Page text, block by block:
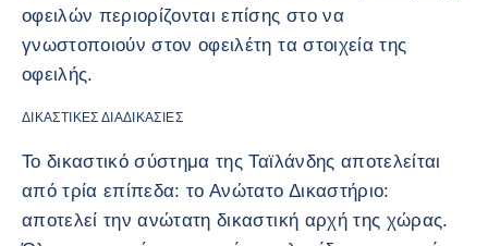
οφειλών περιορίζονται επίσης στο να
γνωστοποιούν στον οφειλέτη τα στοιχεία της
οφειλής.
ΔΙΚΑΣΤΙΚΈΣ ΔΙΑΔΙΚΑΣΊΕΣ
Το δικαστικό σύστημα της Ταϊλάνδης αποτελείται
από τρία επίπεδα: το Ανώτατο Δικαστήριο:
αποτελεί την ανώτατη δικαστική αρχή της χώρας.